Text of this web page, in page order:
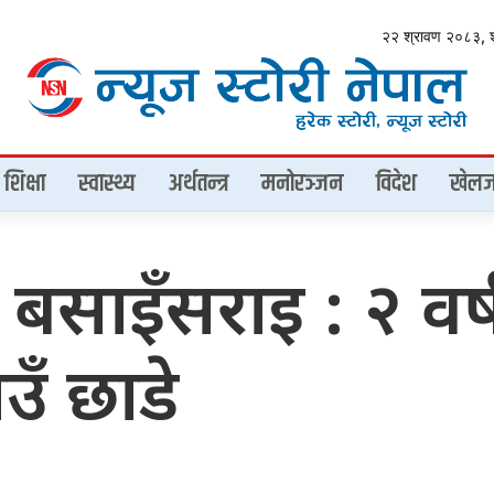
२२ श्रावण २०८३,
शिक्षा स्वास्थ्य अर्थतन्त्र मनोरञ्जन विदेश
: २
छाडे